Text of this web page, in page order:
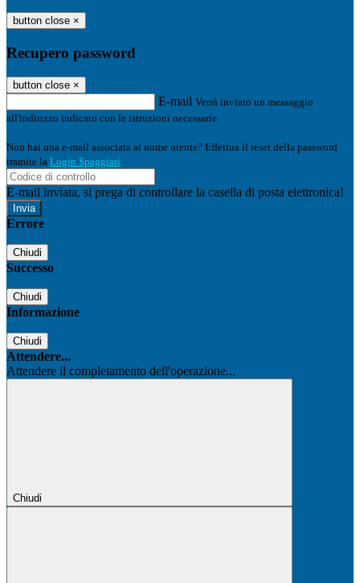
button close ×
Recupero password
button close ×
E-mail Verrà inviato un messaggio
all'indirizzo indicato con le istruzioni necessarie.
Non hai una e-mail associata al nome utente? Effettua il reset della password
tramite la Login Spaggiari
E-mail inviata, si prega di controllare la casella di posta elettronica!
Errore
Chiudi
Successo
Chiudi
Informazione
Chiudi
Attendere...
Attendere il completamento dell'operazione...
Chiudi